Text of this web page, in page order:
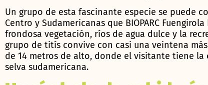
Un grupo de esta fascinante especie se puede
Centro y Sudamericanas que BIOPARC
frondosa vegetación, ríos de agua dulce y la
grupo de titís convive con casi una veintena
de 14 metros de alto, donde el visitante tiene
selva sudamericana.